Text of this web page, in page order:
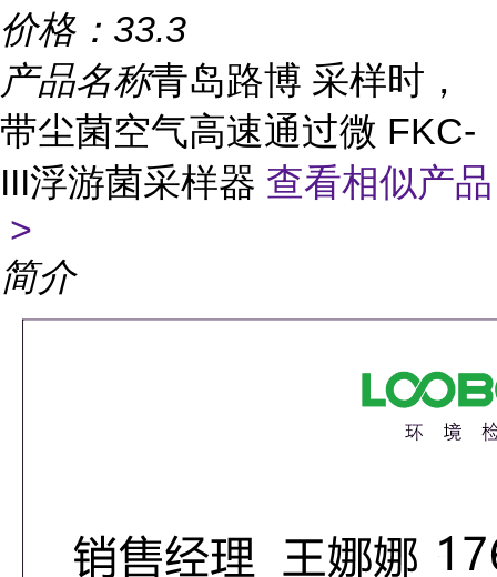
价格： 33.3
产品名称青岛路博 采样时，
带尘菌空气高速通过微 FKC-
III浮游菌采样器 查看相似产品
>
简介